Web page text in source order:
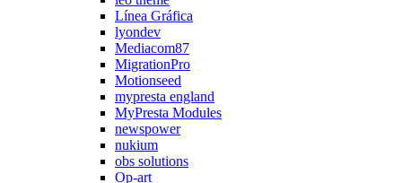
Línea Gráfica
lyondev
Mediacom87
MigrationPro
Motionseed
mypresta england
MyPresta Modules
newspower
nukium
obs solutions
Op-art